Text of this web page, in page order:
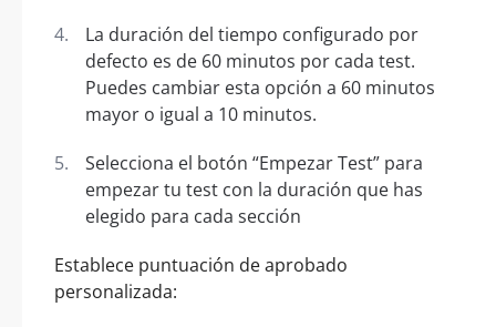
La duración del tiempo configurado por
defecto es de 60 minutos por cada test.
Puedes cambiar esta opción a 60 minutos
mayor o igual a 10 minutos.
Selecciona el botón “Empezar Test” para
empezar tu test con la duración que has
elegido para cada sección
Establece puntuación de aprobado
personalizada: